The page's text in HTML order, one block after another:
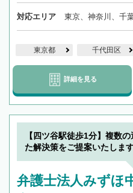
対応エリア 東京、神奈川、千
東京都 千代田区
詳細を見る
【四ツ谷駅徒歩1分】複数
た解決策をご提案いたしま
弁護士法人みず